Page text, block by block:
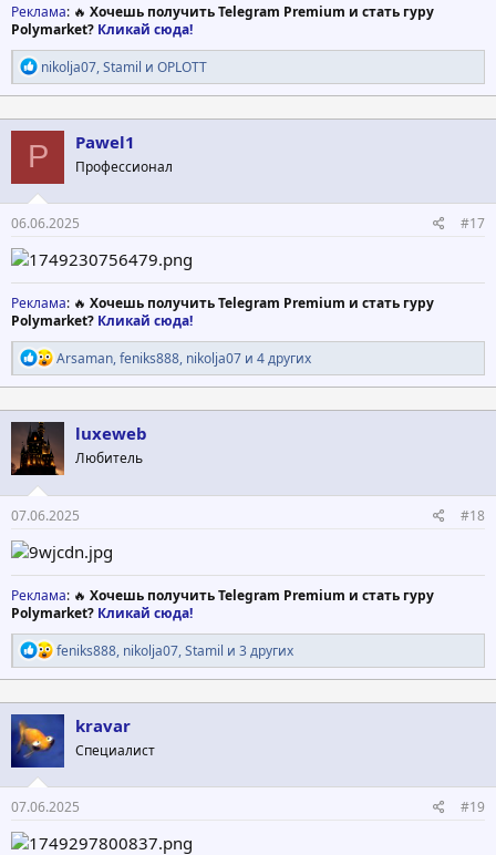
Реклама: 🔥 Хочешь получить Telegram Premium и стать гуру
Polymarket? Кликай сюда!
Р
е
а
к
ц
и
:
nikolja07,Stamil и OPLOTT
P Pawel1
Профессионал
06.06.2025 #17
Реклама: 🔥 Хочешь получить Telegram Premium и стать гуру
Polymarket? Кликай сюда!
Р
е
а
к
ц
и
и
:
Arsaman,feniks888, nikolja07 и 4 других
luxeweb
Любитель
07.06.2025 #18
Реклама: 🔥 Хочешь получить Telegram Premium и стать гуру
Polymarket? Кликай сюда!
Р
е
а
к
ц
и
:
feniks888, nikolja07,Stamil и 3 других
kravar
Специалист
07.06.2025 #19